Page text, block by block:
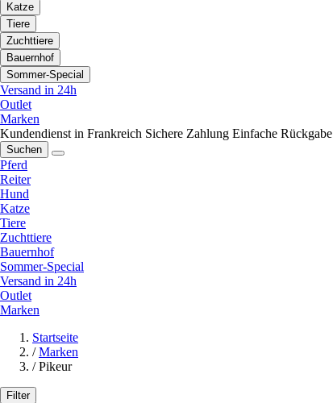
Katze
Tiere
Zuchttiere
Bauernhof
Sommer-Special
Versand in 24h
Outlet
Marken
Kundendienst in Frankreich Sichere Zahlung Einfache Rückgabe
Suchen
Pferd
Reiter
Hund
Katze
Tiere
Zuchttiere
Bauernhof
Sommer-Special
Versand in 24h
Outlet
Marken
Startseite
/ Marken
/ Pikeur
Filter